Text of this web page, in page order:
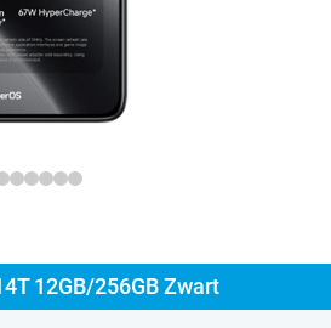
12GB/256GB Zwart